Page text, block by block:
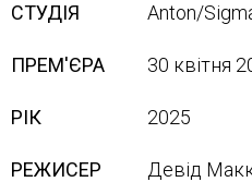
СТУДІЯ Anton/
ПРЕМ'ЄРА 30 квітня
РІК 2025
РЕЖИСЕР Девід